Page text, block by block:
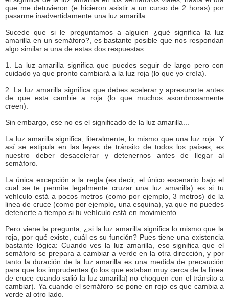
que me detuvieron (e hicieron asistir a un curso de 2 horas) por
pasarme inadvertidamente una luz amarilla...
Sucede que si le preguntamos a alguien ¿qué significa la luz
amarilla en un semáforo?, es bastante posible que nos respondan
algo similar a una de estas dos respuestas:
1. La luz amarilla significa que puedes seguir de largo pero con
cuidado ya que pronto cambiará a la luz roja (lo que yo creía).
2. La luz amarilla significa que debes acelerar y apresurarte antes
de que esta cambie a roja (lo que muchos asombrosamente
creen).
Sin embargo, ese no es el significado de la luz amarilla...
La luz amarilla significa, literalmente, lo mismo que una luz roja. Y
así se estipula en las leyes de tránsito de todos los países, es
nuestro deber desacelerar y detenernos antes de llegar al
semáforo.
La única excepción a la regla (es decir, el único escenario bajo el
cual se te permite legalmente cruzar una luz amarilla) es si tu
vehículo está a pocos metros (como por ejemplo, 3 metros) de la
linea de cruce (como por ejemplo, una esquina), ya que no puedes
detenerte a tiempo si tu vehículo está en movimiento.
Pero viene la pregunta, ¿si la luz amarilla significa lo mismo que la
roja, por qué existe, cuál es su función? Pues tiene una existencia
bastante lógica: Cuando ves la luz amarilla, eso significa que el
semáforo se prepara a cambiar a verde en la otra dirección, y por
tanto la duración de la luz amarilla es una medida de precaución
para que los imprudentes (o los que estaban muy cerca de la linea
de cruce cuando salió la luz amarilla) no choquen con el tránsito a
cambiar). Ya cuando el semáforo se pone en rojo es que cambia a
verde al otro lado.